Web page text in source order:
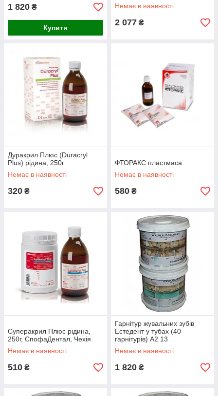
1 820 ₴
Купити
Немає в наявності
2 077 ₴
Дуракрил Плюс (Duracryl
Plus) рідина, 250г
Немає в наявності
320 ₴
ФТОРАКС пластмаса
Немає в наявності
580 ₴
Суперакрил Плюс рідина,
250г, СпофаДентал, Чехія
Немає в наявності
510 ₴
Гарнітур жувальних зубів
Естедент у тубах (40
гарнітурів) А2 13
Немає в наявності
1 820 ₴